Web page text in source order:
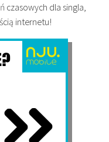
czasowych dla singla,
internetu!